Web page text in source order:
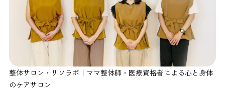
整体サロン・リソラボ｜ママ整体師・医療資格者による心と身体
のケアサロン